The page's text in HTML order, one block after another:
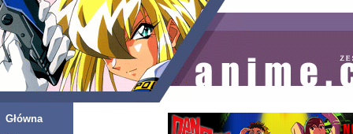
Główna